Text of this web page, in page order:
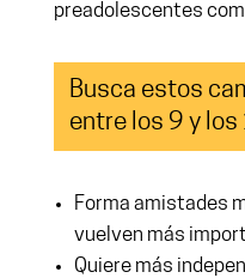
preadolescentes
Busca estos
entre los 9 y los
Forma amistades
vuelven más
Quiere más